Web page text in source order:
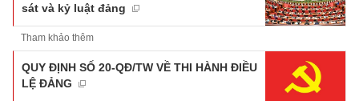
sát và kỷ luật đảng
Tham khảo thêm
QUY ĐỊNH SỐ 20-QĐ/TW VỀ THI HÀNH ĐIỀU
LỆ ĐẢNG